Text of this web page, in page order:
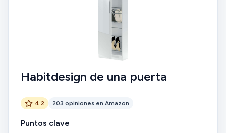
Habitdesign de una puerta
4.2 203 opiniones en Amazon
Puntos clave